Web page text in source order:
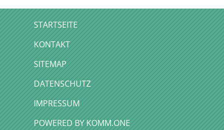
STARTSEITE
KONTAKT
SITEMAP
DATENSCHUTZ
IMPRESSUM
POWERED BY KOMM.ONE